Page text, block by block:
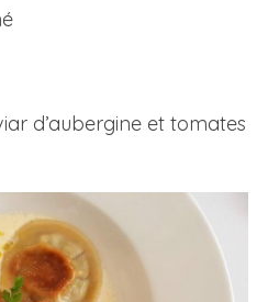
d’aubergine et tomates